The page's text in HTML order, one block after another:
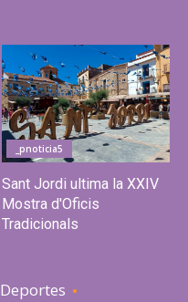
_pnoticia5
Sant Jordi ultima la XXIV
Mostra d'Oficis
Tradicionals
Deportes